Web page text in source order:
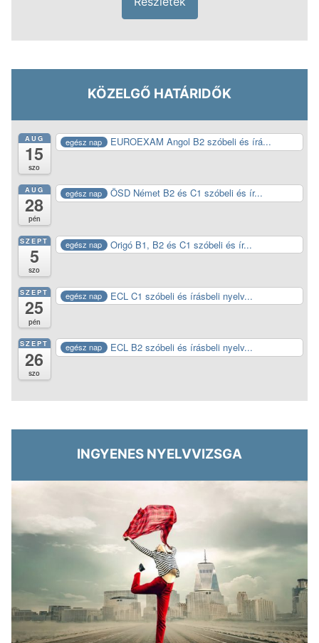
KÖZELGŐ HATÁRIDŐK
AUG
15
szo
egész nap EUROEXAM Angol B2 szóbeli és írá...
AUG
28
pén
egész nap ÖSD Német B2 és C1 szóbeli és ír...
SZEPT
5
szo
egész nap Origó B1, B2 és C1 szóbeli és ír...
SZEPT
25
pén
egész nap ECL C1 szóbeli és írásbeli nyelv...
SZEPT
26
szo
egész nap ECL B2 szóbeli és írásbeli nyelv...
INGYENES NYELVVIZSGA